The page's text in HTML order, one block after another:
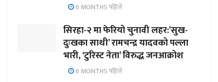
6 MONTHS पहिले
सिरहा-२ मा फेरियो चुनावी लहर:’सुख-
दुःखका साथी’ रामचन्द्र यादवको पल्ला
भारी, ‘टुरिस्ट नेता’ विरुद्ध जनआक्रोश
6 MONTHS पहिले